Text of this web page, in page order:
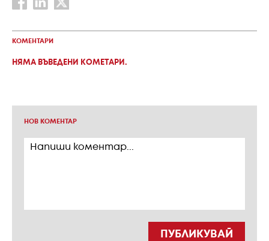
КОМЕНТАРИ
НЯМА ВЪВЕДЕНИ КОМЕТАРИ.
НОВ КОМЕНТАР
ПУБЛИКУВАЙ